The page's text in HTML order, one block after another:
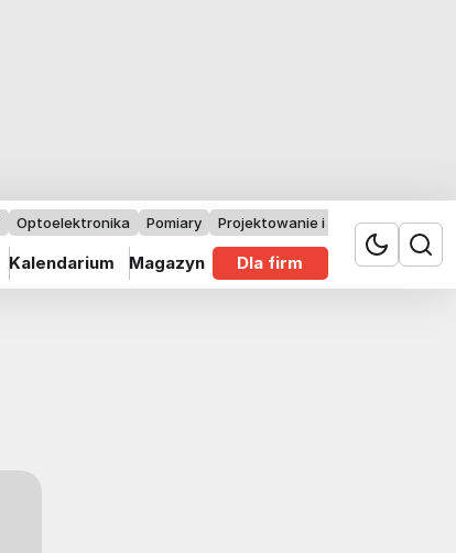
Optoelektronika Pomiary Projektowanie i badania
Kalendarium Magazyn Dla firm